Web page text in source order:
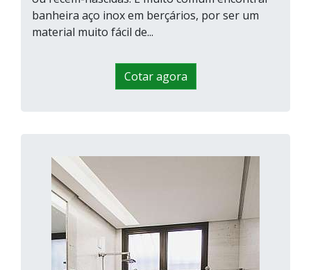
banheira aço inox em berçários, por ser um
material muito fácil de...
Cotar agora